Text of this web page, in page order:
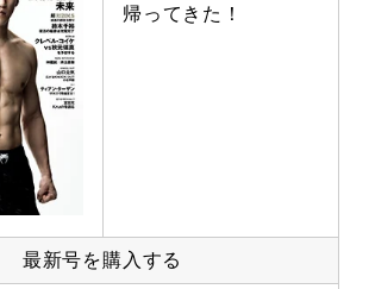
帰ってきた！
最新号を購入する